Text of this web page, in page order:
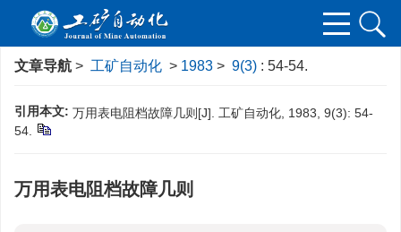
文章导航 > 工矿自动化 > 1983 > 9(3) : 54-54.
引用本文: 万用表电阻档故障几则[J]. 工矿自动化, 1983, 9(3): 54-
54.
万用表电阻档故障几则